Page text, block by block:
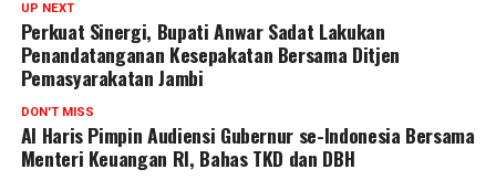
UP NEXT
Perkuat Sinergi, Bupati Anwar Sadat Lakukan
Penandatanganan Kesepakatan Bersama Ditjen
Pemasyarakatan Jambi
DON'T MISS
Al Haris Pimpin Audiensi Gubernur se-Indonesia Bersama
Menteri Keuangan RI, Bahas TKD dan DBH